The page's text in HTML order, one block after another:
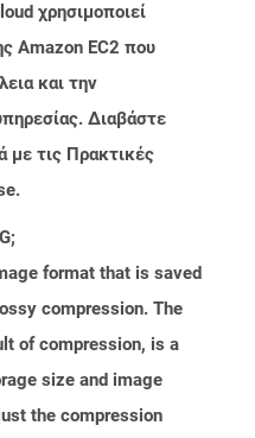
χρησιμοποιεί
Amazon EC2 που
και την
Διαβάστε
με τις Πρακτικές
format that is saved
compression. The
of compression, is a
size and image
the compression